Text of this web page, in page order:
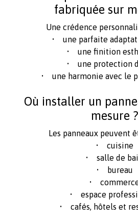
fabriquée sur
Une crédence
• une parfaite
• une finition
• une protection
• une harmonie avec le
Où installer un
mesure ?
Les panneaux peuvent
• cuisine
• salle de
• bureau
•
• espace
• cafés, hôtels et